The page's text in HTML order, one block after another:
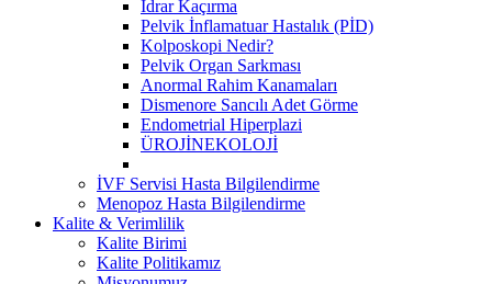
İdrar Kaçırma
Pelvik İnflamatuar Hastalık (PİD)
Kolposkopi Nedir?
Pelvik Organ Sarkması
Anormal Rahim Kanamaları
Dismenore Sancılı Adet Görme
Endometrial Hiperplazi
ÜROJİNEKOLOJİ
İVF Servisi Hasta Bilgilendirme
Menopoz Hasta Bilgilendirme
Kalite & Verimlilik
Kalite Birimi
Kalite Politikamız